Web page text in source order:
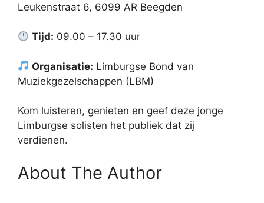
Leukenstraat 6, 6099 AR Beegden
Tijd: 09.00 – 17.30 uur
Organisatie: Limburgse Bond van
Muziekgezelschappen (LBM)
Kom luisteren, genieten en geef deze jonge
Limburgse solisten het publiek dat zij
verdienen.
About The Author